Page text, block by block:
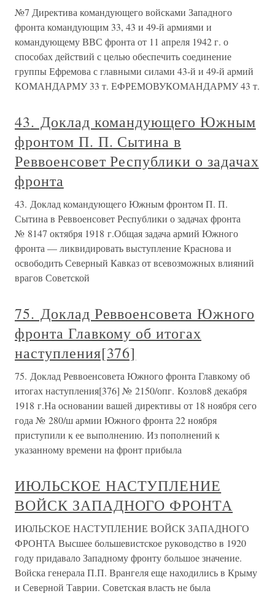
№7 Директива командующего войсками Западного
фронта командующим 33, 43 и 49-й армиями и
командующему ВВС фронта от 11 апреля 1942 г. о
способах действий с целью обеспечить соединение
группы Ефремова с главными силами 43-й и 49-й армий
КОМАНДАРМУ 33 т. ЕФРЕМОВУКОМАНДАРМУ 43 т.
43. Доклад командующего Южным
фронтом П. П. Сытина в
Реввоенсовет Республики о задачах
фронта
43. Доклад командующего Южным фронтом П. П.
Сытина в Реввоенсовет Республики о задачах фронта
№ 8147 октября 1918 г.Общая задача армий Южного
фронта — ликвидировать выступление Краснова и
освободить Северный Кавказ от всевозможных влияний
врагов Советской
75. Доклад Реввоенсовета Южного
фронта Главкому об итогах
наступления[376]
75. Доклад Реввоенсовета Южного фронта Главкому об
итогах наступления[376] № 2150/опг. Козлов8 декабря
1918 г.На основании вашей директивы от 18 ноября сего
года № 280/ш армии Южного фронта 22 ноября
приступили к ее выполнению. Из пополнений к
указанному времени на фронт прибыла
ИЮЛЬСКОЕ НАСТУПЛЕНИЕ
ВОЙСК ЗАПАДНОГО ФРОНТА
ИЮЛЬСКОЕ НАСТУПЛЕНИЕ ВОЙСК ЗАПАДНОГО
ФРОНТА Высшее большевистское руководство в 1920
году придавало Западному фронту большое значение.
Войска генерала П.П. Врангеля еще находились в Крыму
и Северной Таврии. Советская власть не была